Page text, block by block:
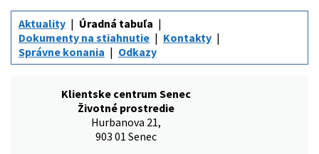
Aktuality
Úradná tabuľa
Dokumenty na stiahnutie
Kontakty
Správne konania
Odkazy
Klientske centrum Senec
Životné prostredie
Hurbanova 21,
903 01 Senec